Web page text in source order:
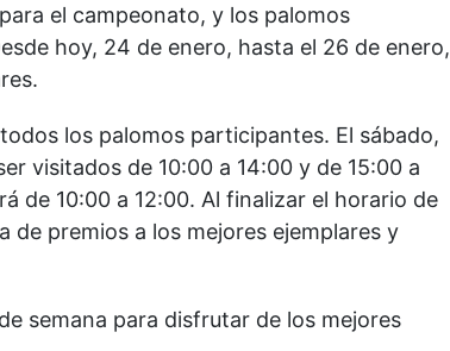
el campeonato, y los palomos
hoy, 24 de enero, hasta el 26 de enero,
los palomos participantes. El sábado,
visitados de 10:00 a 14:00 y de 15:00 a
de 10:00 a 12:00. Al finalizar el horario de
de premios a los mejores ejemplares y
semana para disfrutar de los mejores